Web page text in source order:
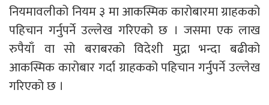
नियमावलीको नियम ३ मा आकस्मिक कारोबारमा ग्राहकको
पहिचान गर्नुपर्ने उल्लेख गरिएको छ । जसमा एक लाख
रुपैयाँ वा सो बराबरको विदेशी मुद्रा भन्दा बढीको
आकस्मिक कारोबार गर्दा ग्राहकको पहिचान गर्नुपर्ने उल्लेख
गरिएको छ ।